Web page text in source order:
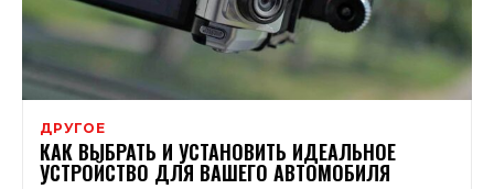
ДРУГОЕ
КАК ВЫБРАТЬ И УСТАНОВИТЬ ИДЕАЛЬНОЕ
УСТРОЙСТВО ДЛЯ ВАШЕГО АВТОМОБИЛЯ